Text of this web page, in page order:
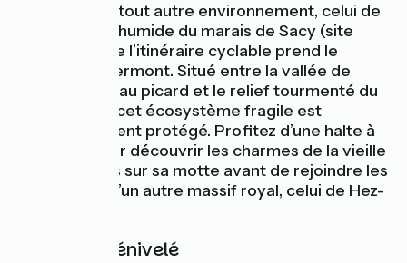
C’est dans un tout autre environnement, celui de
la vaste zone humide du marais de Sacy (site
RAMSAR), que l’itinéraire cyclable prend le
chemin de Clermont. Situé entre la vallée de
l’Oise, le plateau picard et le relief tourmenté du
Clermontois, cet écosystème fragile est
particulièrement protégé. Profitez d’une halte à
Clermont pour découvrir les charmes de la vieille
ville perchées sur sa motte avant de rejoindre les
frondaisons d’un autre massif royal, celui de Hez-
Pentes et dénivelé